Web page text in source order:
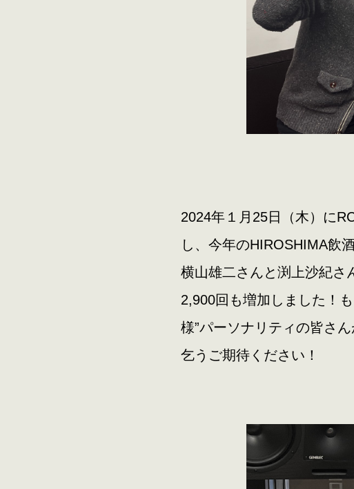
2024年１月25日（木）に
し、今年のHIROSHIMA飲
横山雄二さんと渕上沙紀さ
2,900回も増加しました！
様”パーソナリティの皆さ
乞うご期待ください！